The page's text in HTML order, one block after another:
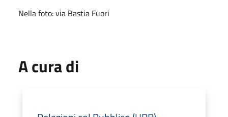
Nella foto: via Bastia Fuori
A cura di